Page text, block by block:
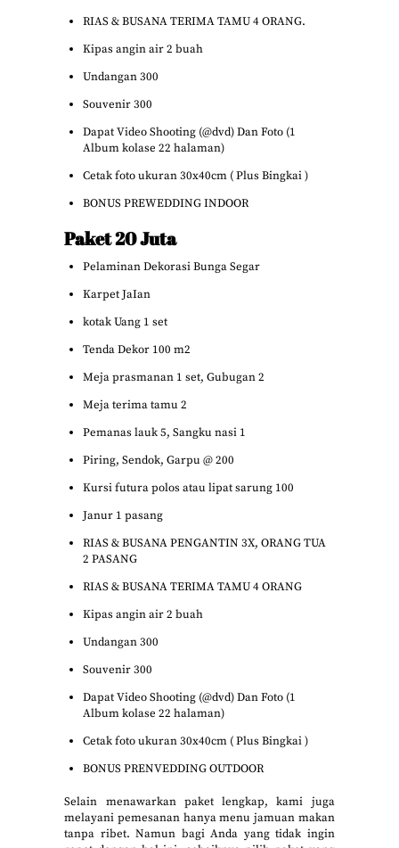
RIAS & BUSANA TERIMA TAMU 4 ORANG.
Kipas angin air 2 buah
Undangan 300
Souvenir 300
Dapat Video Shooting (@dvd) Dan Foto (1
Album kolase 22 halaman)
Cetak foto ukuran 30x40cm ( Plus Bingkai )
BONUS PREWEDDING INDOOR
Paket 20 Juta
Pelaminan Dekorasi Bunga Segar
Karpet JaIan
kotak Uang 1 set
Tenda Dekor 100 m2
Meja prasmanan 1 set, Gubugan 2
Meja terima tamu 2
Pemanas lauk 5, Sangku nasi 1
Piring, Sendok, Garpu @ 200
Kursi futura polos atau lipat sarung 100
Janur 1 pasang
RIAS & BUSANA PENGANTIN 3X, ORANG TUA
2 PASANG
RIAS & BUSANA TERIMA TAMU 4 ORANG
Kipas angin air 2 buah
Undangan 300
Souvenir 300
Dapat Video Shooting (@dvd) Dan Foto (1
Album kolase 22 halaman)
Cetak foto ukuran 30x40cm ( Plus Bingkai )
BONUS PRENVEDDING OUTDOOR
Selain menawarkan paket lengkap, kami juga
melayani pemesanan hanya menu jamuan makan
tanpa ribet. Namun bagi Anda yang tidak ingin